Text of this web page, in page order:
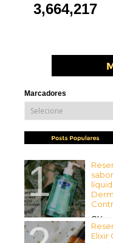
3,664,217
Marcadores
Olá
Tudo bem com vocês?
que sim ...
Elixir